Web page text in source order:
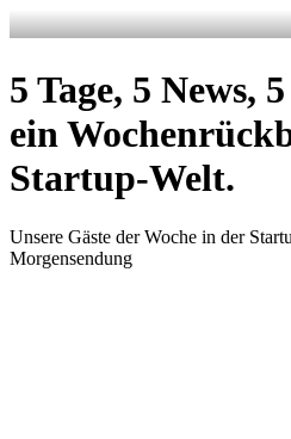
5 Tage, 5 News,
ein
Startup-Welt.
Unsere Gäste der Woche in der
Morgensendung